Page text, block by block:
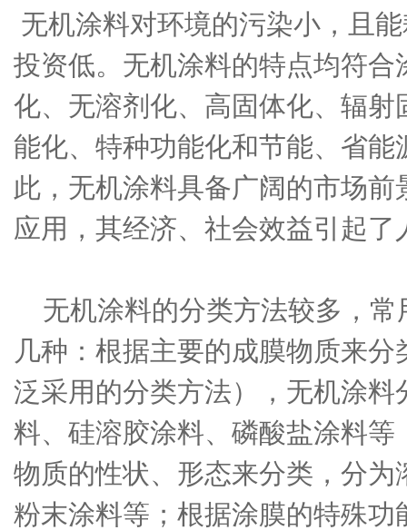
无机涂料对环境的污染小，且
投资低。无机涂料的特点均符
化、无溶剂化、高固体化、辐
能化、特种功能化和节能、省
此，无机涂料具备广阔的市场
应用，其经济、社会效益引起
无机涂料的分类方法较多，常
几种：根据主要的成膜物质来
泛采用的分类方法），无机涂料
料、硅溶胶涂料、磷酸盐涂料
物质的性状、形态来分类，分
粉末涂料等；根据涂膜的特殊